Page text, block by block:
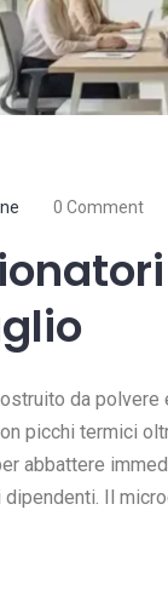
0 Comment
da polvere
picchi termici
abbattere
Il